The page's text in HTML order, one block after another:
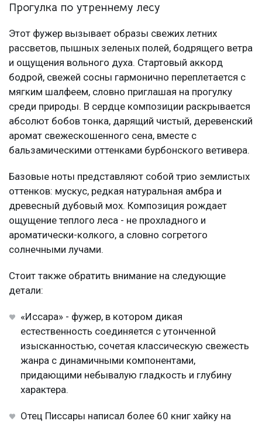
Прогулка по утреннему лесу
Этот фужер вызывает образы свежих летних
рассветов, пышных зеленых полей, бодрящего ветра
и ощущения вольного духа. Стартовый аккорд
бодрой, свежей сосны гармонично переплетается с
мягким шалфеем, словно приглашая на прогулку
среди природы. В сердце композиции раскрывается
абсолют бобов тонка, дарящий чистый, деревенский
аромат свежескошенного сена, вместе с
бальзамическими оттенками бурбонского ветивера.
Базовые ноты представляют собой трио землистых
оттенков: мускус, редкая натуральная амбра и
древесный дубовый мох. Композиция рождает
ощущение теплого леса - не прохладного и
ароматически-колкого, а словно согретого
солнечными лучами.
Стоит также обратить внимание на следующие
детали:
«Иссара» - фужер, в котором дикая
естественность соединяется с утонченной
изысканностью, сочетая классическую свежесть
жанра с динамичными компонентами,
придающими небывалую гладкость и глубину
характера.
Отец Писсары написал более 60 книг хайку на